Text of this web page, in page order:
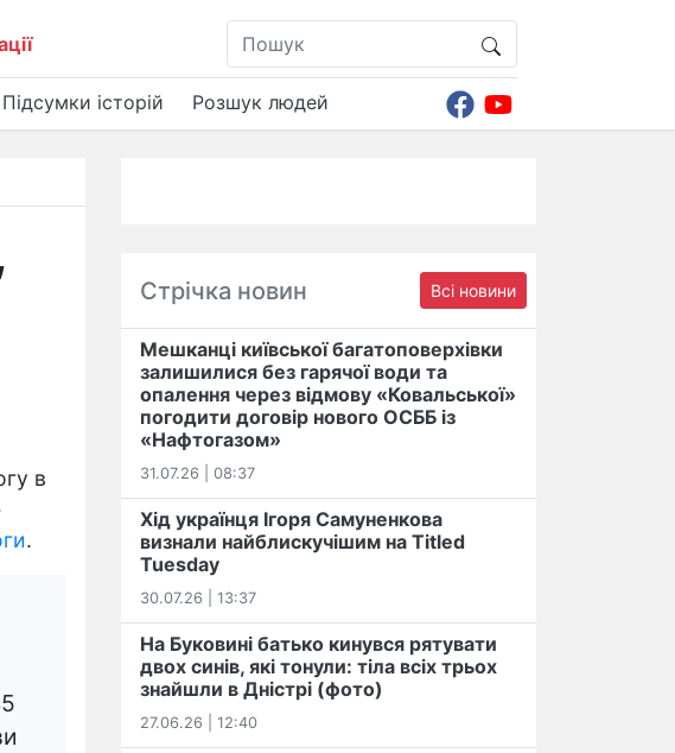
Підсумки історій Розшук людей
в
.
Стрічка новин Всі новини
Мешканці київської багатоповерхівки
залишилися без гарячої води та
опалення через відмову «Ковальської»
погодити договір нового ОСББ із
«Нафтогазом»
31.07.26 | 08:37
Хід українця Ігоря Самуненкова
визнали найблискучішим на Titled
Tuesday
30.07.26 | 13:37
На Буковині батько кинувся рятувати
двох синів, які тонули: тіла всіх трьох
знайшли в Дністрі (фото)
27.06.26 | 12:40